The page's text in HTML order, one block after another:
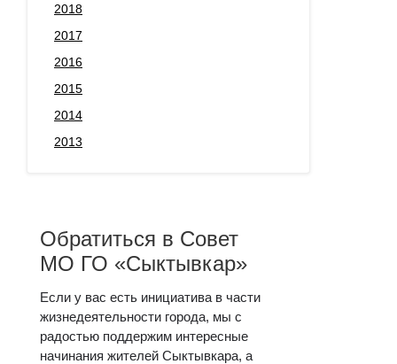
2018
2017
2016
2015
2014
2013
Обратиться в Совет
МО ГО «Сыктывкар»
Если у вас есть инициатива в части
жизнедеятельности города, мы с
радостью поддержим интересные
начинания жителей Сыктывкара, а